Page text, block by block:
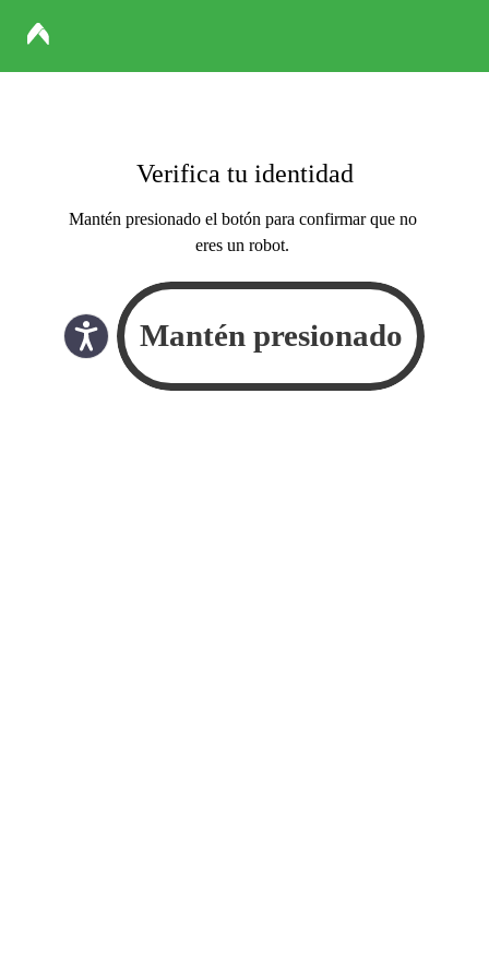
Verifica tu identidad
Mantén presionado el botón para confirmar que no
eres un robot.